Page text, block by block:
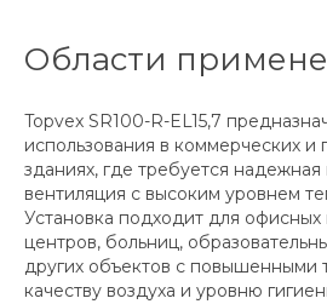
Области
Topvex SR100-R-EL15,7
использования в коммерческих
зданиях, где требуется
вентиляция с высоким уровнем
Установка подходит для
центров, больниц,
других объектов с повышенными
качеству воздуха и уровню